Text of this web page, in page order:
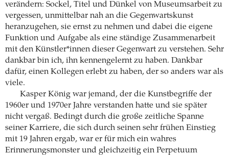
verändern: Sockel, Titel und Dünkel von Museumsarbeit zu
vergessen, unmittelbar nah an die Gegenwartskunst
heranzugehen, sie ernst zu nehmen und dabei die eigene
Funktion und Aufgabe als eine ständige Zusammenarbeit
mit den Künstler*innen dieser Gegenwart zu verstehen. Sehr
dankbar bin ich, ihn kennengelernt zu haben. Dankbar
dafür, einen Kollegen erlebt zu haben, der so anders war als
viele.
Kasper König war jemand, der die Kunstbegriffe der
1960er und 1970er Jahre verstanden hatte und sie später
nicht vergaß. Bedingt durch die große zeitliche Spanne
seiner Karriere, die sich durch seinen sehr frühen Einstieg
mit 19 Jahren ergab, war er für mich ein wahres
Erinnerungsmonster und gleichzeitig ein Perpetuum